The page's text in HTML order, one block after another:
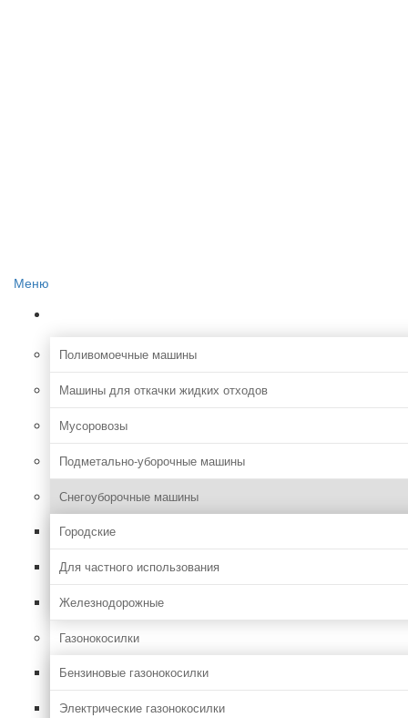
Меню
Поливомоечные машины
Машины для откачки жидких отходов
Мусоровозы
Подметально-уборочные машины
Снегоуборочные машины
Городские
Для частного использования
Железнодорожные
Газонокосилки
Бензиновые газонокосилки
Электрические газонокосилки